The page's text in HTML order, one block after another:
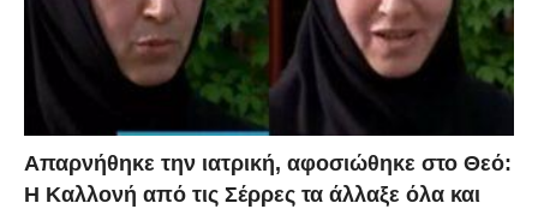
Απαρνήθηκε την ιατρική, αφοσιώθηκε στο Θεό:
Η Καλλονή από τις Σέρρες τα άλλαξε όλα και